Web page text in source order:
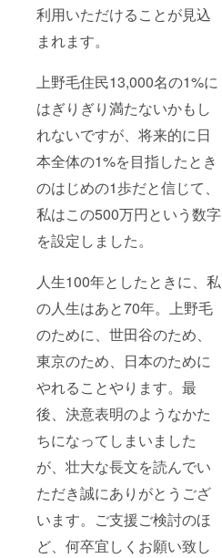
利用いただけることが見込
まれます。
上野毛住民13,000名の1%に
はぎりぎり満たないかもし
れないですが、将来的に日
本全体の1%を目指したとき
のはじめの1歩だと信じて、
私はこの500万円という数字
を設定しました。
人生100年としたときに、私
の人生はあと70年。上野毛
のために、世田谷のため、
東京のため、日本のために
やれることやります。最
後、決意表明のようなかた
ちになってしまいました
が、壮大な長文を読んでい
ただき誠にありがとうござ
います。ご支援ご検討のほ
ど、何卒宜しくお願い致し